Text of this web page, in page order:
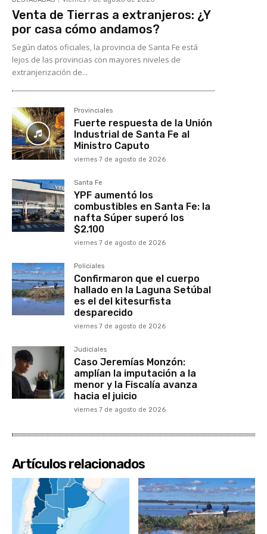
Venta de Tierras a extranjeros: ¿Y
por casa cómo andamos?
Según datos oficiales, la provincia de Santa Fe está
lejos de las provincias con mayores niveles de
extranjerización de...
Provinciales
Fuerte respuesta de la Unión
Industrial de Santa Fe al
Ministro Caputo
viernes 7 de agosto de 2026
Santa Fe
YPF aumentó los
combustibles en Santa Fe: la
nafta Súper superó los
$2.100
viernes 7 de agosto de 2026
Policiales
Confirmaron que el cuerpo
hallado en la Laguna Setúbal
es el del kitesurfista
desparecido
viernes 7 de agosto de 2026
Judiciales
Caso Jeremías Monzón:
amplían la imputación a la
menor y la Fiscalía avanza
hacia el juicio
viernes 7 de agosto de 2026
Artículos relacionados